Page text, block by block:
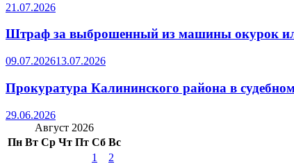
21.07.2026
Штраф за выброшенный из машины окурок
09.07.202613.07.2026
Прокуратура Калининского района в
29.06.2026
Август 2026
Пн Вт Ср Чт Пт Сб Вс
1
2